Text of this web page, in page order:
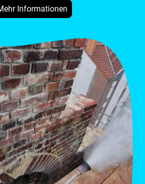
Informationen